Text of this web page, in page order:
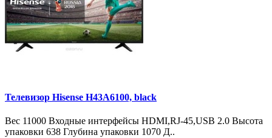
Телевизор Hisense H43A6100, black
Вес 11000 Входные интерфейсы HDMI,RJ-45,USB 2.0 Высота
упаковки 638 Глубина упаковки 1070 Д..